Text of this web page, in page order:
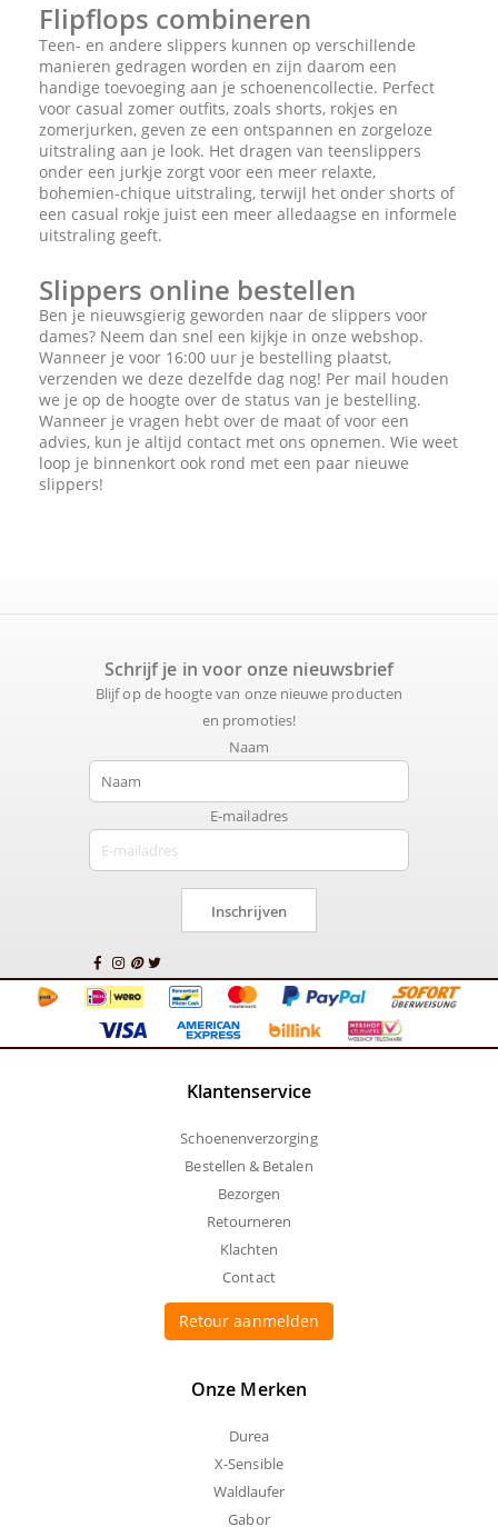
Flipflops combineren
Teen- en andere slippers kunnen op verschillende
manieren gedragen worden en zijn daarom een
handige toevoeging aan je schoenencollectie. Perfect
voor casual zomer outfits, zoals shorts, rokjes en
zomerjurken, geven ze een ontspannen en zorgeloze
uitstraling aan je look. Het dragen van teenslippers
onder een jurkje zorgt voor een meer relaxte,
bohemien-chique uitstraling, terwijl het onder shorts of
een casual rokje juist een meer alledaagse en informele
uitstraling geeft.
Slippers online bestellen
Ben je nieuwsgierig geworden naar de slippers voor
dames? Neem dan snel een kijkje in onze webshop.
Wanneer je voor 16:00 uur je bestelling plaatst,
verzenden we deze dezelfde dag nog! Per mail houden
we je op de hoogte over de status van je bestelling.
Wanneer je vragen hebt over de maat of voor een
advies, kun je altijd contact met ons opnemen. Wie weet
loop je binnenkort ook rond met een paar nieuwe
slippers!
Schrijf je in voor onze nieuwsbrief
Blijf op de hoogte van onze nieuwe producten
en promoties!
Naam
E-mailadres
Inschrijven
Klantenservice
Schoenenverzorging
Bestellen & Betalen
Bezorgen
Retourneren
Klachten
Contact
Retour aanmelden
Onze Merken
Durea
X-Sensible
Waldlaufer
Gabor